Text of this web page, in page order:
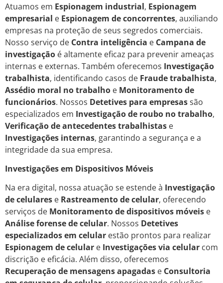
Atuamos em Espionagem industrial, Espionagem
empresarial e Espionagem de concorrentes, auxiliando
empresas na proteção de seus segredos comerciais.
Nosso serviço de Contra inteligência e Campana de
investigação é altamente eficaz para prevenir ameaças
internas e externas. Também oferecemos Investigação
trabalhista, identificando casos de Fraude trabalhista,
Assédio moral no trabalho e Monitoramento de
funcionários. Nossos Detetives para empresassão
especializados em Investigação de roubo no trabalho,
Verificação de antecedentes trabalhistas e
Investigações internas, garantindo a segurança e a
integridade da sua empresa.
Investigações em Dispositivos Móveis
Na era digital, nossa atuação se estende à Investigação
de celulares e Rastreamento de celular, oferecendo
serviços de Monitoramento de dispositivos móveis e
Análise forense de celular. Nossos Detetives
especializados em celular estão prontos para realizar
Espionagem de celular e Investigações via celular com
discrição e eficácia. Além disso, oferecemos
Recuperação de mensagens apagadas e Consultoria